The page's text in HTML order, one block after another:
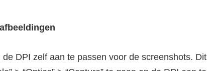
DPI zelf aan te passen voor de screenshots. Dit